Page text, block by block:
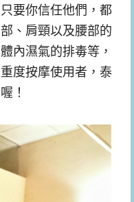
要你信任他們，都
、肩頸以及腰部的
內濕氣的排毒等，
度按摩使用者，泰
！